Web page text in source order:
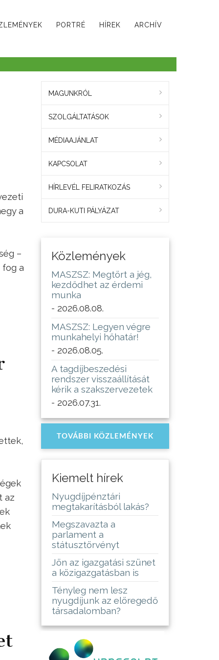
PORTRÉ HÍREK ARCHÍV
a
–
a
az
MAGUNKRÓL
SZOLGÁLTATÁSOK
MÉDIAAJÁNLAT
KAPCSOLAT
HÍRLEVÉL FELIRATKOZÁS
DURA-KUTI PÁLYÁZAT
Közlemények
MASZSZ: Megtört a jég,
kezdődhet az érdemi
munka
- 2026.08.08.
MASZSZ: Legyen végre
munkahelyi hőhatár!
- 2026.08.05.
A tagdíjbeszedési
rendszer visszaállítását
kérik a szakszervezetek
- 2026.07.31.
TOVÁBBI KÖZLEMÉNYEK
Kiemelt hírek
Nyugdíjpénztári
megtakarításból lakás?
Megszavazta a
parlament a
státusztörvényt
Jön az igazgatási szünet
a közigazgatásban is
Tényleg nem lesz
nyugdíjunk az elöregedő
társadalomban?